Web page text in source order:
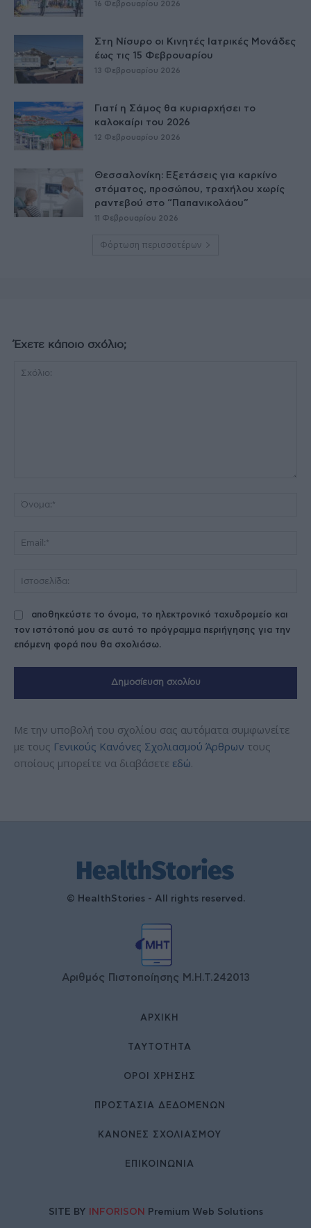
16 Φεβρουαρίου 2026
Στη Νίσυρο οι Κινητές Ιατρικές Μονάδες
έως τις 15 Φεβρουαρίου
13 Φεβρουαρίου 2026
Γιατί η Σάμος θα κυριαρχήσει το
καλοκαίρι του 2026
12 Φεβρουαρίου 2026
Θεσσαλονίκη: Εξετάσεις για καρκίνο
στόματος, προσώπου, τραχήλου χωρίς
ραντεβού στο “Παπανικολάου”
11 Φεβρουαρίου 2026
Φόρτωση περισσοτέρων
Έχετε κάποιο σχόλιο;
αποθηκεύστε το όνομα, το ηλεκτρονικό ταχυδρομείο και
τον ιστότοπό μου σε αυτό το πρόγραμμα περιήγησης για την
επόμενη φορά που θα σχολιάσω.
Με την υποβολή του σχολίου σας αυτόματα συμφωνείτε
με τους Γενικούς Κανόνες Σχολιασμού Άρθρων τους
οποίους μπορείτε να διαβάσετε εδώ.
© HealthStories - All rights reserved.
Αριθμός Πιστοποίησης Μ.Η.Τ.242013
ΑΡΧΙΚΉ
ΤΑΥΤΌΤΗΤΑ
ΌΡΟΙ ΧΡΉΣΗΣ
ΠΡΟΣΤΑΣΙΑ ΔΕΔΟΜΕΝΩΝ
ΚΑΝΟΝΕΣ ΣΧΟΛΙΑΣΜΟΥ
ΕΠΙΚΟΙΝΩΝΊΑ
SITE BY INFORISON Premium Web Solutions